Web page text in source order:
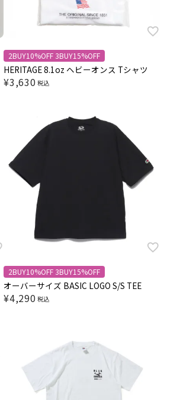
2BUY10%OFF 3BUY15%OFF
HERITAGE 8.1oz ヘビーオンス Tシャツ
¥3,630 税込
2BUY10%OFF 3BUY15%OFF
オーバーサイズ BASIC LOGO S/S TEE
¥4,290 税込